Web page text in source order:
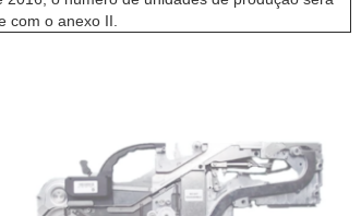
com o anexo II.